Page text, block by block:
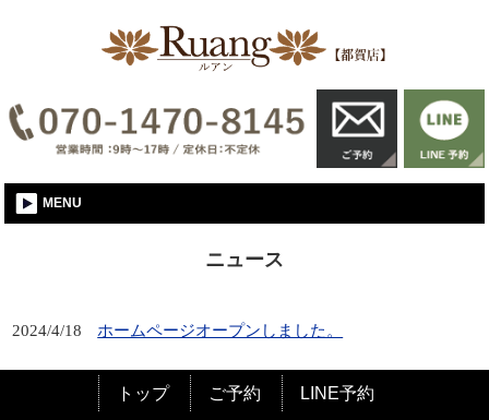
MENU
ニュース
2024/4/18 ホームページオープンしました。
トップ ご予約 LINE予約